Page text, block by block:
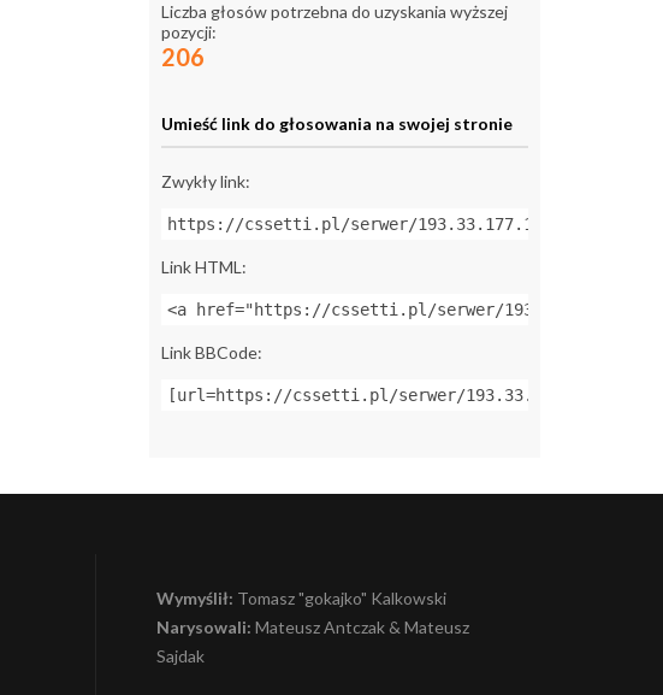
Liczba głosów potrzebna do uzyskania wyższej
pozycji:
206
Umieść link do głosowania na swojej stronie
Zwykły link:
https://cssetti.pl/serwer/193.33.177.120:27015
Link HTML:
<a href="https://cssetti.pl/serwer/
Link BBCode:
[url=https://cssetti.pl/serwer/
Wymyślił: Tomasz "gokajko" Kalkowski
Narysowali: Mateusz Antczak & Mateusz
Sajdak